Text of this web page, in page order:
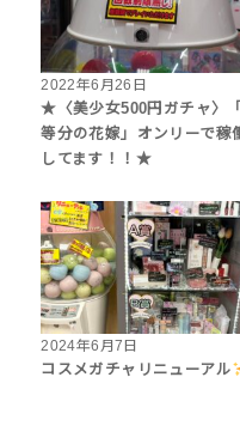
2022年6月26日
★〈美少女500円ガチャ〉
等分の花嫁」オンリーで稼
してます！！★
2024年6月7日
コスメガチャリニューアル